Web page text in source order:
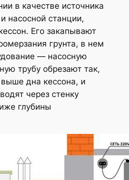
в качестве источника
насосной станции,
Его закапывают
грунта, в нем
— насосную
трубу обрезают так,
дна кессона, и
через стенку
глубины